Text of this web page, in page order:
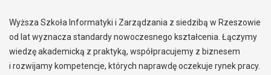
Wyższa Szkoła Informatyki i Zarządzania z siedzibą w Rzeszowie
od lat wyznacza standardy nowoczesnego kształcenia. Łączymy
wiedzę akademicką z praktyką, współpracujemy z biznesem
i rozwijamy kompetencje, których naprawdę oczekuje rynek pracy.